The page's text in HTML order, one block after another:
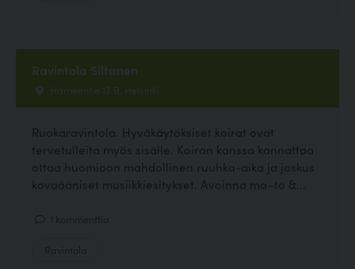
Ravintola Siltanen
Hämeentie 13 B, Helsinki
Ruokaravintola. Hyväkäytöksiset koirat ovat
tervetulleita myös sisälle. Koiran kanssa kannattaa
ottaa huomioon mahdollinen ruuhka-aika ja joskus
kovaääniset musiikkiesitykset. Avoinna ma–to &...